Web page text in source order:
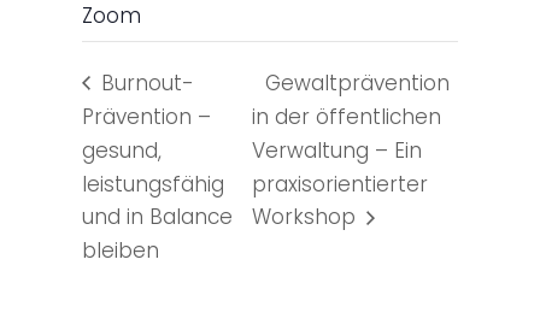
Zoom
Burnout-
Prävention –
gesund,
leistungsfähig
und in Balance
bleiben
Gewaltprävention
in der öffentlichen
Verwaltung – Ein
praxisorientierter
Workshop